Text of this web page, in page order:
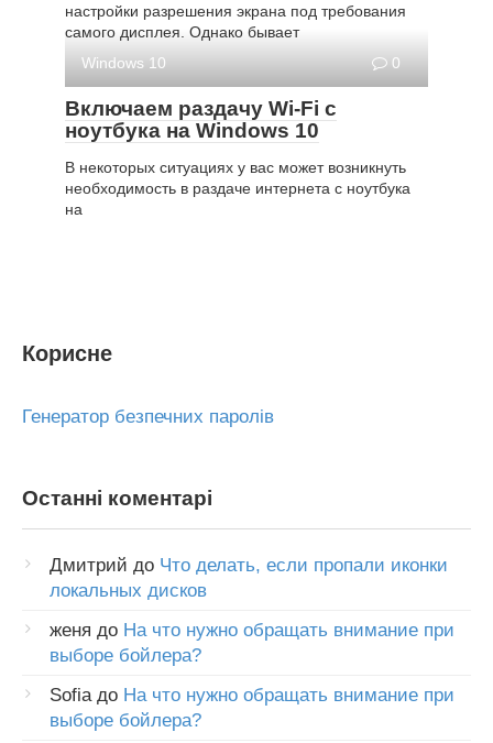
настройки разрешения экрана под требования
самого дисплея. Однако бывает
Windows 10
0
Включаем раздачу Wi-Fi с
ноутбука на Windows 10
В некоторых ситуациях у вас может возникнуть
необходимость в раздаче интернета с ноутбука
на
Корисне
Генератор безпечних паролів
Останні коментарі
Дмитрий до Что делать, если пропали иконки
локальных дисков
женя до На что нужно обращать внимание при
выборе бойлера?
Sofia до На что нужно обращать внимание при
выборе бойлера?